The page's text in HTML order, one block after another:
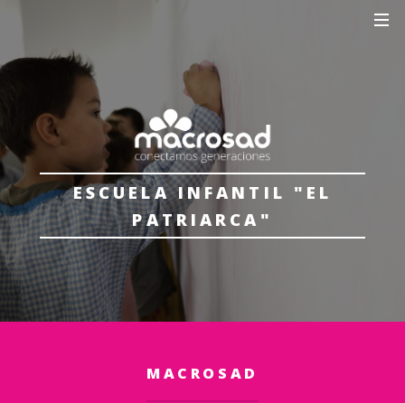
ESCUELA INFANTIL "EL
PATRIARCA"
MACROSAD